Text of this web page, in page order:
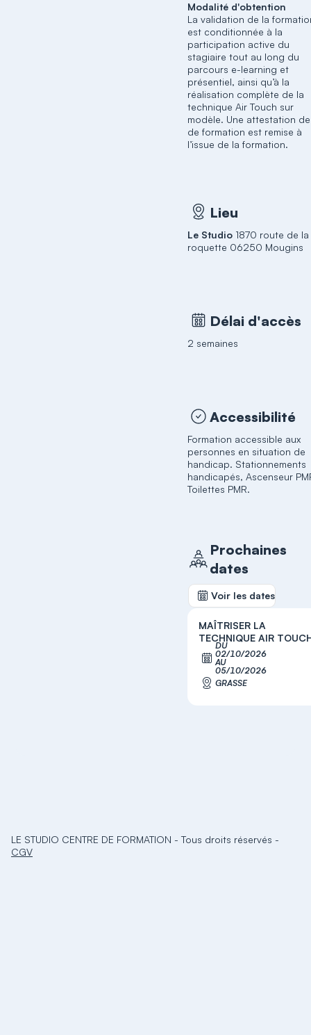
Modalité d'obtention
La validation de la
est conditionnée à la
participation active du
stagiaire tout au long du
parcours e-learning et
présentiel, ainsi qu’à la
réalisation complète de la
technique Air Touch sur
modèle. Une attestation
de formation est remise à
l’issue de la formation.
Lieu
Le Studio 1870 route de la
roquette 06250 Mougins
Délai d'accès
2 semaines
Accessibilité
Formation accessible aux
personnes en situation de
handicap. Stationnements
handicapés, Ascenseur
Toilettes PMR.
Prochaines
dates
Voir les dates
MAÎTRISER LA
TECHNIQUE AIR
DU
02/10/2026
AU
05/10/2026
GRASSE
LE STUDIO CENTRE DE FORMATION - Tous droits réservés -
CGV